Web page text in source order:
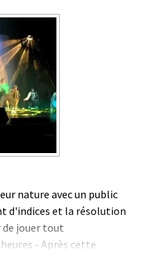
nature avec un public
d'indices et la résolution
de jouer tout
- Après cette